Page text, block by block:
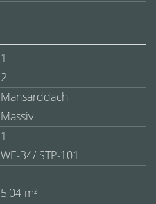
1
2
Mansarddach
Massiv
1
WE-34/ STP-101
5,04 m²